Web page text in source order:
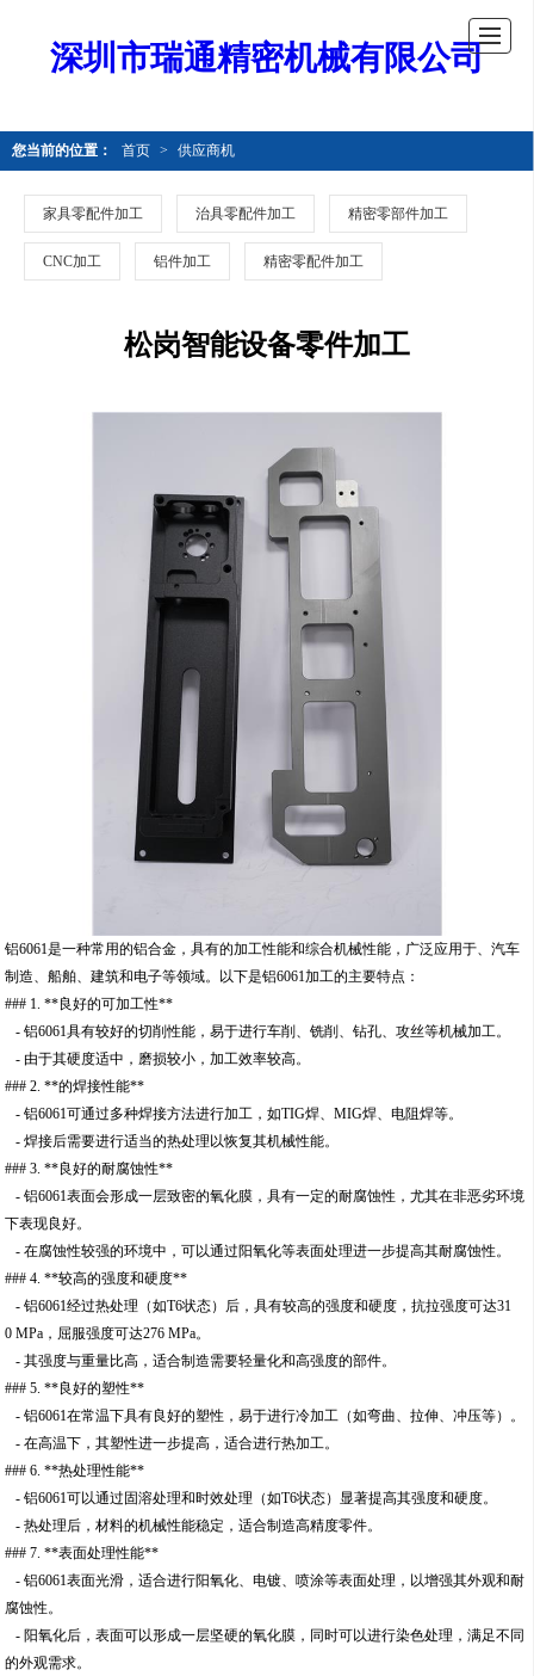
深圳市瑞通精密机械有限公司
您当前的位置： 首页 > 供应商机
家具零配件加工 治具零配件加工 精密零部件加工
CNC加工 铝件加工 精密零配件加工
松岗智能设备零件加工
铝6061是一种常用的铝合金，具有的加工性能和综合机械性能，广泛应用于、汽车
制造、船舶、建筑和电子等领域。以下是铝6061加工的主要特点：
### 1. **良好的可加工性**
- 铝6061具有较好的切削性能，易于进行车削、铣削、钻孔、攻丝等机械加工。
- 由于其硬度适中，磨损较小，加工效率较高。
### 2. **的焊接性能**
- 铝6061可通过多种焊接方法进行加工，如TIG焊、MIG焊、电阻焊等。
- 焊接后需要进行适当的热处理以恢复其机械性能。
### 3. **良好的耐腐蚀性**
- 铝6061表面会形成一层致密的氧化膜，具有一定的耐腐蚀性，尤其在非恶劣环境
下表现良好。
- 在腐蚀性较强的环境中，可以通过阳氧化等表面处理进一步提高其耐腐蚀性。
### 4. **较高的强度和硬度**
- 铝6061经过热处理（如T6状态）后，具有较高的强度和硬度，抗拉强度可达31
0 MPa，屈服强度可达276 MPa。
- 其强度与重量比高，适合制造需要轻量化和高强度的部件。
### 5. **良好的塑性**
- 铝6061在常温下具有良好的塑性，易于进行冷加工（如弯曲、拉伸、冲压等）。
- 在高温下，其塑性进一步提高，适合进行热加工。
### 6. **热处理性能**
- 铝6061可以通过固溶处理和时效处理（如T6状态）显著提高其强度和硬度。
- 热处理后，材料的机械性能稳定，适合制造高精度零件。
### 7. **表面处理性能**
- 铝6061表面光滑，适合进行阳氧化、电镀、喷涂等表面处理，以增强其外观和耐
腐蚀性。
- 阳氧化后，表面可以形成一层坚硬的氧化膜，同时可以进行染色处理，满足不同
的外观需求。